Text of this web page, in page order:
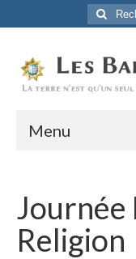
:
Menu
La Foi Baha’ie
L’Histoire
Journée
Religion